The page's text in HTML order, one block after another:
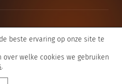
Typografics
Typografics
beste ervaring op onze site te
over welke cookies we gebruiken
.